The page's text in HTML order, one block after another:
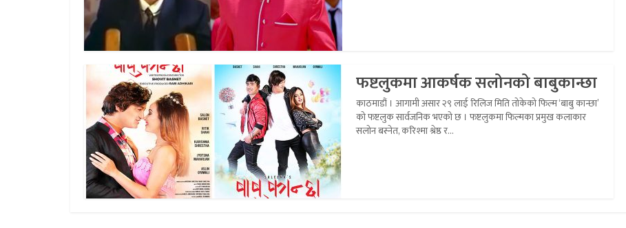
फष्टलुकमा आकर्षक सलोनको बाबुकान्छा
काठमाडौं । आगामी असार २९ लाई रिलिज मिति तोकेको फिल्म ‘बाबु कान्छा’
को फष्टलुक सार्वजनिक भएको छ । फष्टलुकमा फिल्मका प्रमुख कलाकार
सलोन बस्नेत, करिश्मा श्रेष्ठ र...